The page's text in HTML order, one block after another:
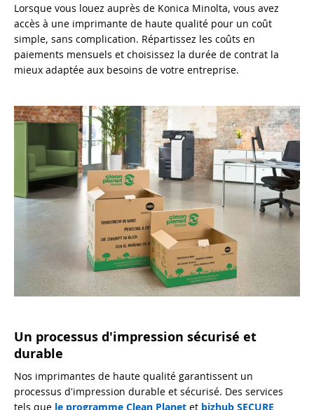
Lorsque vous louez auprès de Konica Minolta, vous avez
accès à une imprimante de haute qualité pour un coût
simple, sans complication. Répartissez les coûts en
paiements mensuels et choisissez la durée de contrat la
mieux adaptée aux besoins de votre entreprise.
Un processus d'impression sécurisé et
durable
Nos imprimantes de haute qualité garantissent un
processus d'impression durable et sécurisé. Des services
tels que le programme Clean Planet et bizhub SECURE